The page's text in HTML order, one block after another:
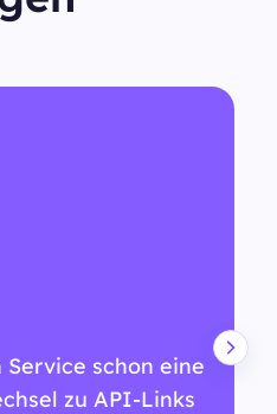
schon eine
zu API-Links